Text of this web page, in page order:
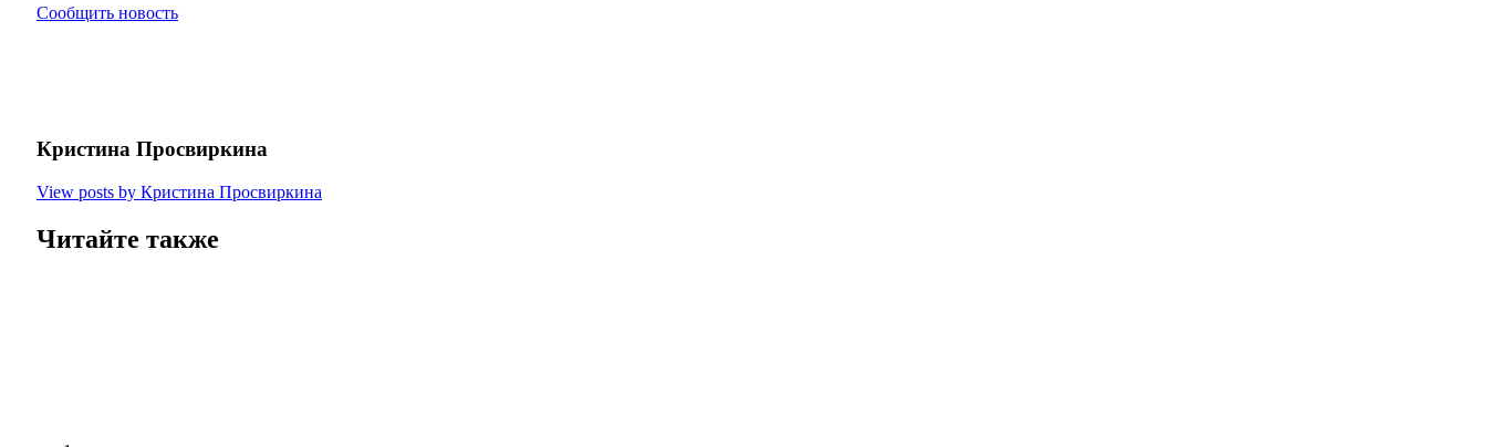
Сообщить новость
Кристина Просвиркина
View posts by Кристина Просвиркина
Читайте также